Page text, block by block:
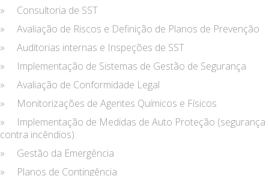
» Consultoria de SST
» Avaliação de Riscos e Definição de Planos de Prevenção
» Auditorias internas e Inspeções de SST
» Implementação de Sistemas de Gestão de Segurança
» Avaliação de Conformidade Legal
» Monitorizações de Agentes Químicos e Físicos
» Implementação de Medidas de Auto Proteção (segurança
contra incêndios)
» Gestão da Emergência
» Planos de Contingência